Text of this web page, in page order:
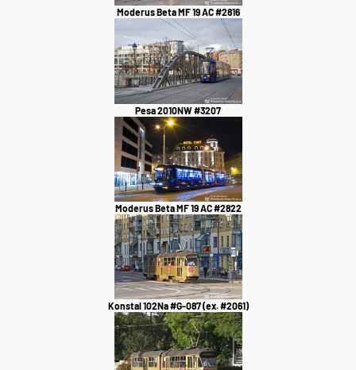
Moderus Beta MF 19 AC #2816
Pesa 2010NW #3207
Moderus Beta MF 19 AC #2822
Konstal 102Na #G-087 (ex. #2061)